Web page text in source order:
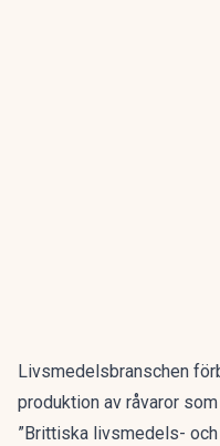
Livsmedelsbranschen
produktion av råvaror
”Brittiska livsmedels-